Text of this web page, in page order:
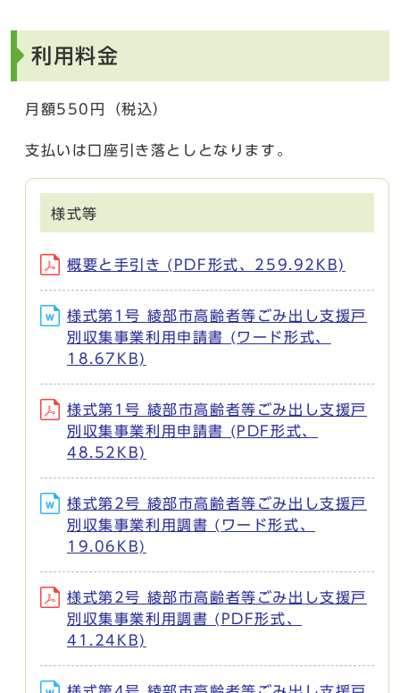
利用料金
月額550円（税込）
支払いは口座引き落としとなります。
様式等
概要と手引き (PDF形式、259.92KB)
様式第1号 綾部市高齢者等ごみ出し支援戸
別収集事業利用申請書 (ワード形式、
18.67KB)
様式第1号 綾部市高齢者等ごみ出し支援戸
別収集事業利用申請書 (PDF形式、
48.52KB)
様式第2号 綾部市高齢者等ごみ出し支援戸
別収集事業利用調書 (ワード形式、
19.06KB)
様式第2号 綾部市高齢者等ごみ出し支援戸
別収集事業利用調書 (PDF形式、
41.24KB)